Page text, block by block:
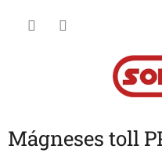
Mágneses toll